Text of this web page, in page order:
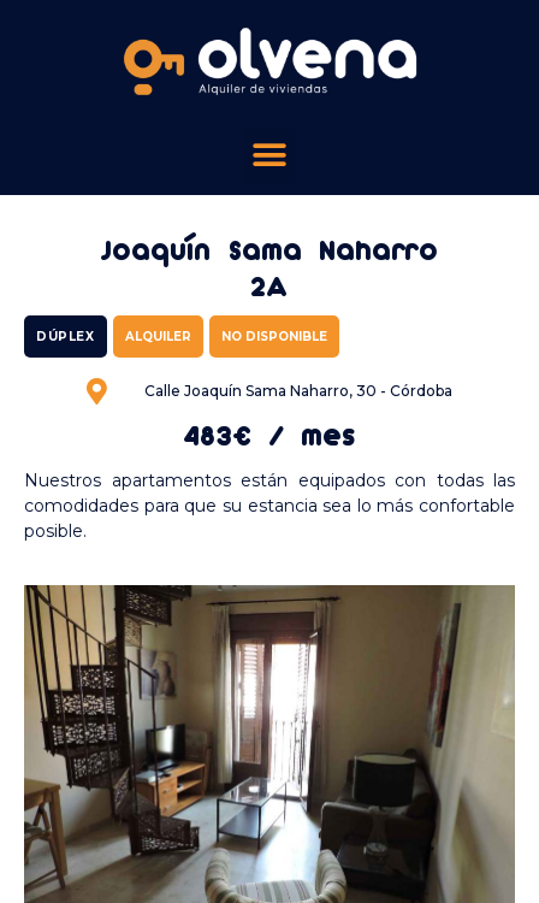
Joaquín Sama Naharro
2A
DÚPLEX ALQUILER NO DISPONIBLE
Calle Joaquín Sama Naharro, 30 - Córdoba
483€ / mes
Nuestros apartamentos están equipados con todas las
comodidades para que su estancia sea lo más confortable
posible.